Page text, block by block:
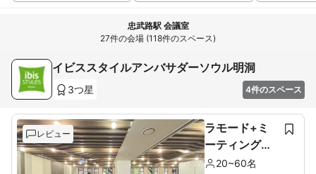
忠武路駅 会議室
27件の会場 (118件のスペース)
イビススタイルアンバサダーソウル明洞
3つ星 4件のスペース
レビュー
ラモード+ミ
ーティングル
ーム20~60名